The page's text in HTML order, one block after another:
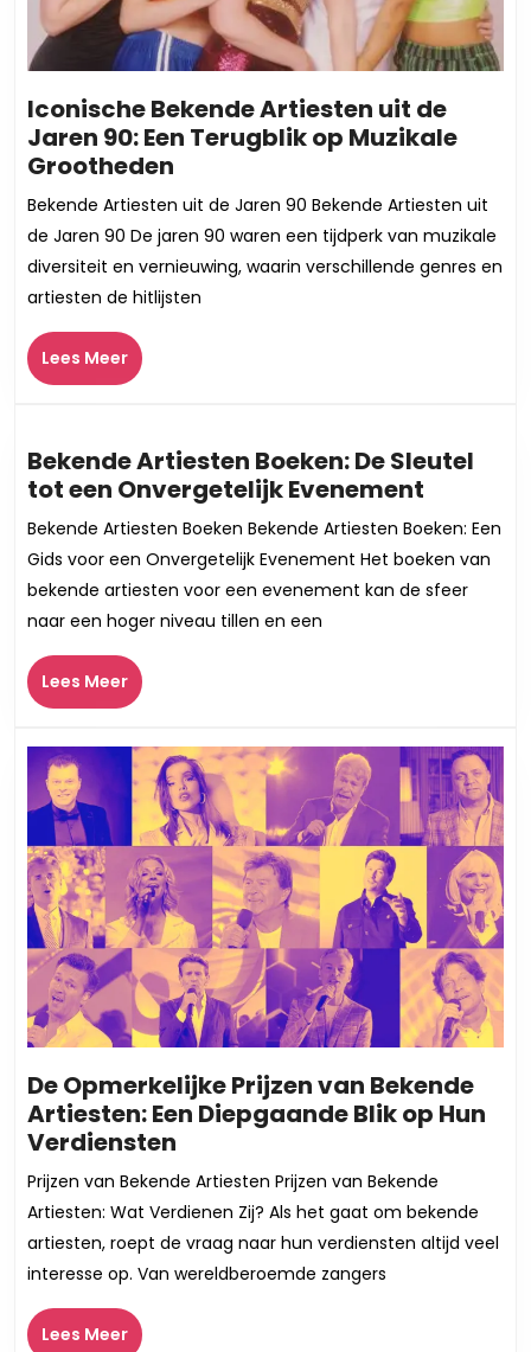
Iconische Bekende Artiesten uit de
Jaren 90: Een Terugblik op Muzikale
Grootheden
Bekende
Artiesten
uit
de
Jaren
Muzikale
Grootheden
Bekende Artiesten uit de Jaren 90 Bekende Artiesten uit
de Jaren 90 De jaren 90 waren een tijdperk van muzikale
diversiteit en vernieuwing, waarin verschillende genres en
artiesten de hitlijsten
Lees MeerLees
Meer
Bekende Artiesten Boeken: De Sleutel
tot een Onvergetelijk Evenement
Boeken:
De
Sleutel
Bekende Artiesten Boeken Bekende Artiesten Boeken: Een
Gids voor een Onvergetelijk Evenement Het boeken van
bekende artiesten voor een evenement kan de sfeer
naar een hoger niveau tillen en een
Lees MeerLees
Meer
De Opmerkelijke Prijzen van Bekende
Artiesten: Een Diepgaande Blik op Hun
Verdiensten
Opmerkelijke
Prijzen
van
Bekende
Artiesten:
Prijzen van Bekende Artiesten Prijzen van Bekende
Artiesten: Wat Verdienen Zij? Als het gaat om bekende
artiesten, roept de vraag naar hun verdiensten altijd veel
interesse op. Van wereldberoemde zangers
Lees MeerLees